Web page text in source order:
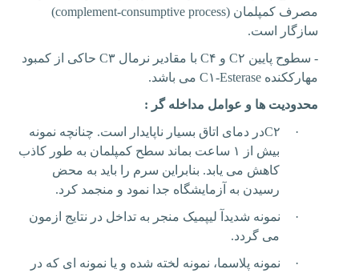
مصرف کمپلمان (complement-consumptive process
)
سازگار است.
- سطوح پایین C۲ و C۴ با مقادیر نرمالC۳ حاکی از کمبود
مهارککندهC۱-Esterase می باشد.
محدودیت ها و عوامل مداخله گر :
·
C۲در دمای اتاق بسیار ناپایدار است. چنانچه نمونه
بیش از ۱ ساعت بماند سطح کمپلمان به طور کاذب
کاهش می یابد. بنابراین سرم را باید به محض
رسیدن به آزمایشگاه جدا نمود و منجمد کرد.
·
نمونه شدیدآ لیپمیک منجر به تداخل در نتایج ازمون
می گردد.
·
نمونه پلاسما، نمونه لخته شده و یا نمونه ای که در